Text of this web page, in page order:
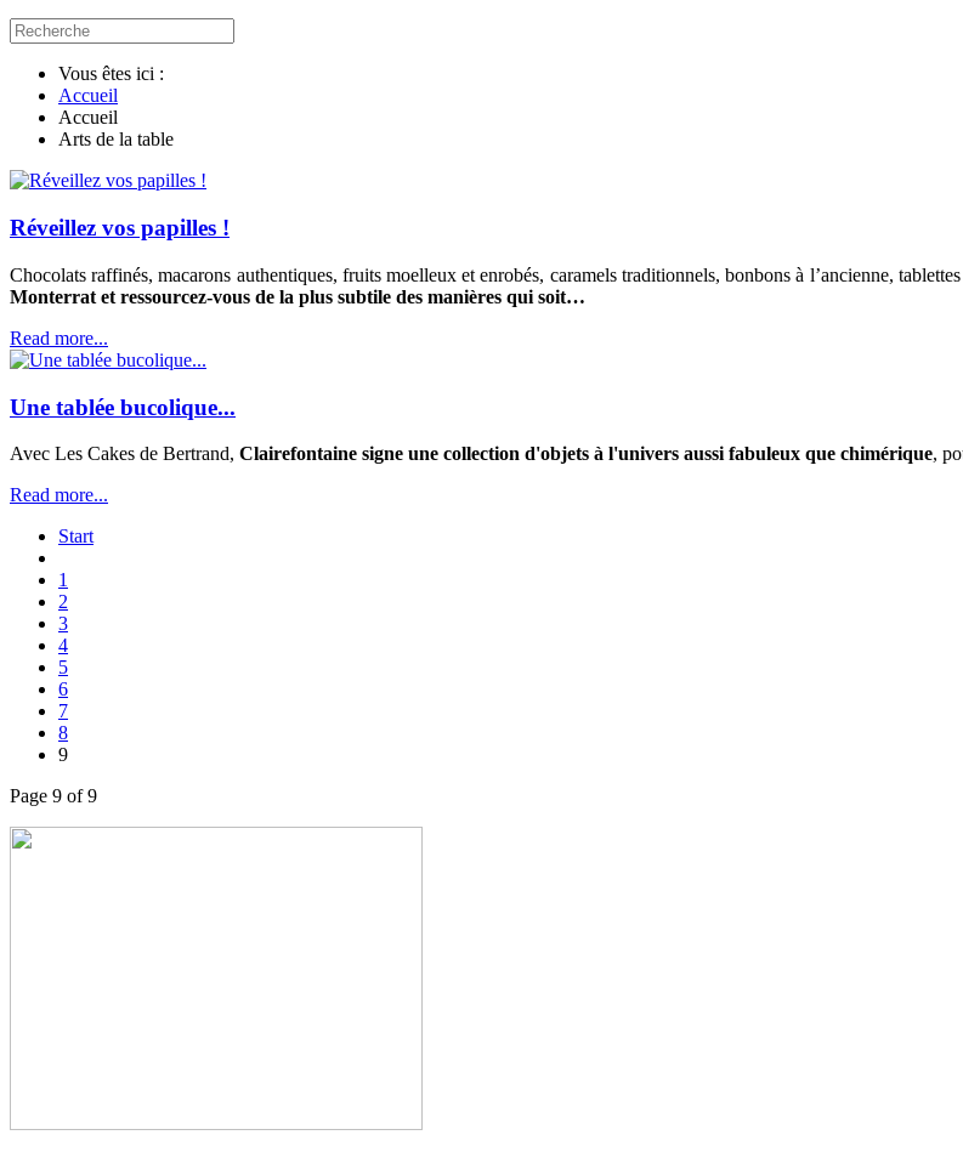
Vous êtes ici :
Accueil
Accueil
Arts de la table
Réveillez vos papilles !
Chocolats raffinés, macarons authentiques, fruits moelleux et enrobés, caramels traditionnels, bonbons à l’ancienne,
Monterrat et ressourcez-vous de la plus subtile des manières qui soit…
Read more...
Une tablée bucolique...
Avec Les Cakes de Bertrand, Clairefontaine signe une collection d'objets à l'univers aussi fabuleux que chimérique,
Read more...
Start
1
2
3
4
5
6
7
8
9
Page 9 of 9